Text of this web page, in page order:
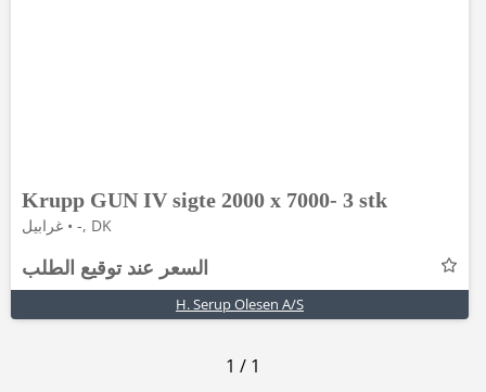
Krupp GUN IV sigte 2000 x 7000- 3 stk
غرابيل • -, DK
السعر عند توقيع الطلب
H. Serup Olesen A/S
1 / 1